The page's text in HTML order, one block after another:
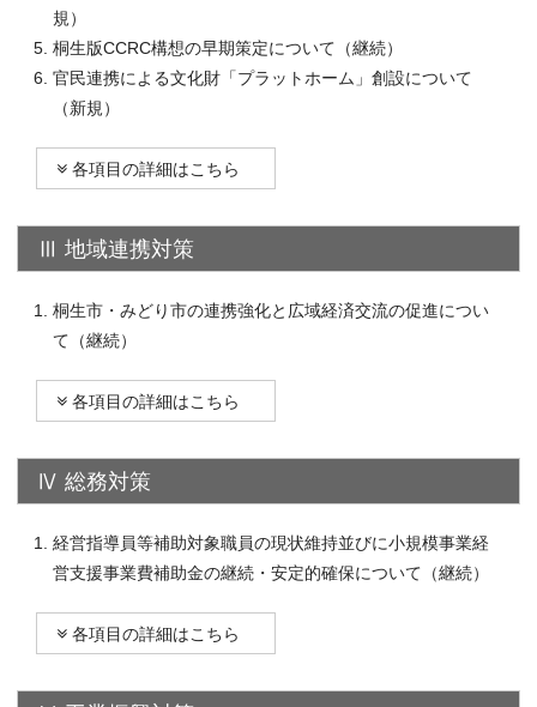
規）
桐生版CCRC構想の早期策定について（継続）
官民連携による文化財「プラットホーム」創設について
（新規）
各項目の詳細はこちら
Ⅲ 地域連携対策
桐生市・みどり市の連携強化と広域経済交流の促進につい
て（継続）
各項目の詳細はこちら
Ⅳ 総務対策
経営指導員等補助対象職員の現状維持並びに小規模事業経
営支援事業費補助金の継続・安定的確保について（継続）
各項目の詳細はこちら